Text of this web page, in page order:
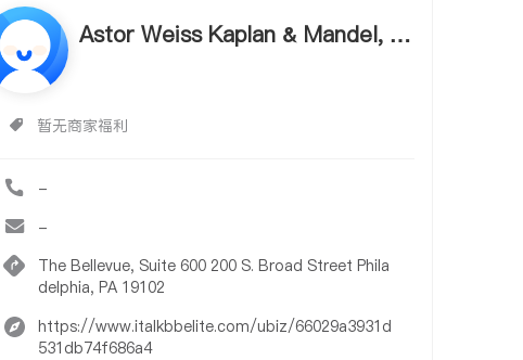
Astor Weiss Kaplan & Mandel, LL
暂无商家福利
-
-
The Bellevue, Suite 600 200 S. Broad Street Phila
delphia, PA 19102
https://www.italkbbelite.com/ubiz/66029a3931d
531db74f686a4